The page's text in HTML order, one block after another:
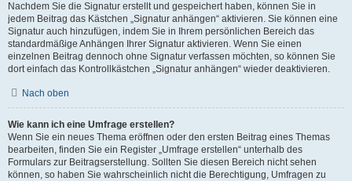
Nachdem Sie die Signatur erstellt und gespeichert haben, können Sie in
jedem Beitrag das Kästchen „Signatur anhängen“ aktivieren. Sie können eine
Signatur auch hinzufügen, indem Sie in Ihrem persönlichen Bereich das
standardmäßige Anhängen Ihrer Signatur aktivieren. Wenn Sie einen
einzelnen Beitrag dennoch ohne Signatur verfassen möchten, so können Sie
dort einfach das Kontrollkästchen „Signatur anhängen“ wieder deaktivieren.
Nach oben
Wie kann ich eine Umfrage erstellen?
Wenn Sie ein neues Thema eröffnen oder den ersten Beitrag eines Themas
bearbeiten, finden Sie ein Register „Umfrage erstellen“ unterhalb des
Formulars zur Beitragserstellung. Sollten Sie diesen Bereich nicht sehen
können, so haben Sie wahrscheinlich nicht die Berechtigung, Umfragen zu